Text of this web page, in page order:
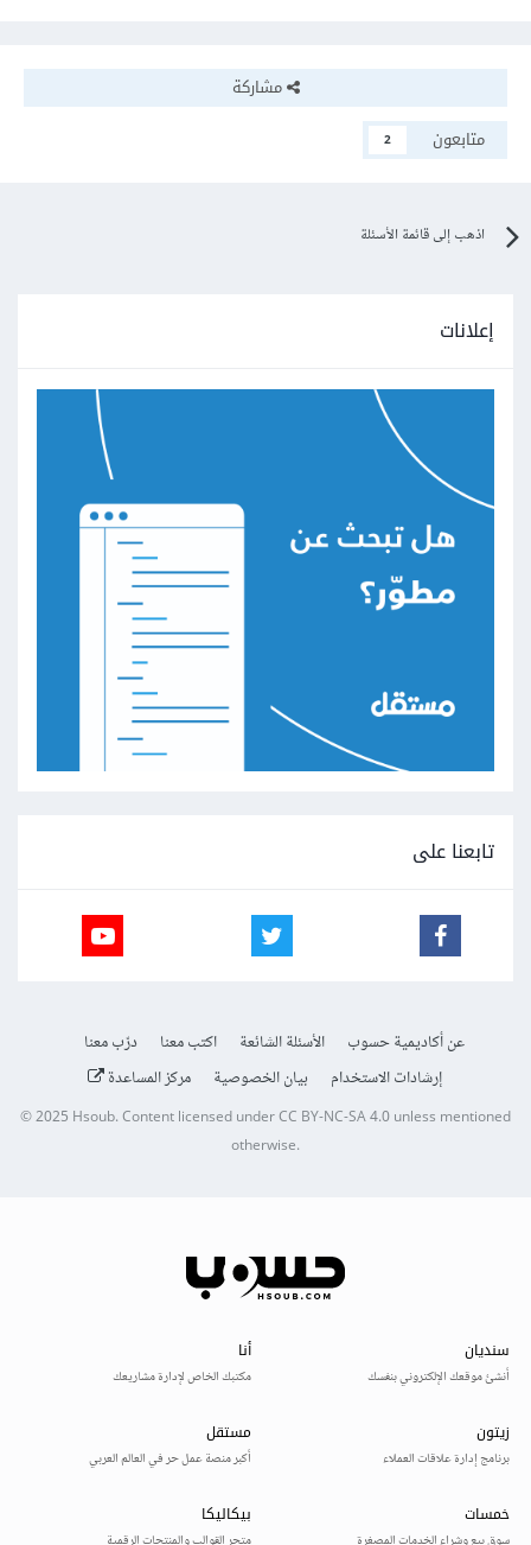
مشاركة
متابعون
2
اذهب إلى قائمة الأسئلة
إعلانات
تابعنا على
عن أكاديمية حسوب الأسئلة الشائعة اكتب معنا
درّب معنا
إرشادات الاستخدام
بيان الخصوصية مركز المساعدة
© 2025Hsoub.Content licensed underCC BY-NC-SA 4.0unless mentioned
otherwise.